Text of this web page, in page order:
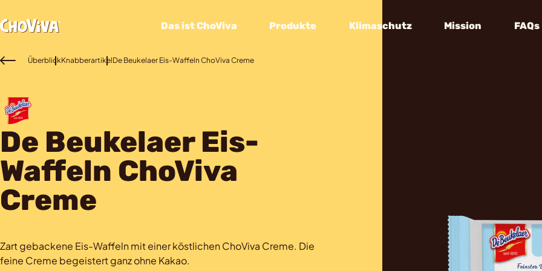
Das ist ChoViva Produkte Klimaschutz Mission FAQs
ÜberblickKnabberartikelDe Beukelaer Eis-Waffeln ChoViva Creme
De Beukelaer Eis-
Waffeln ChoViva
Creme
Zart gebackene Eis-Waffeln mit einer köstlichen ChoViva Creme. Die
feine Creme begeistert ganz ohne Kakao.